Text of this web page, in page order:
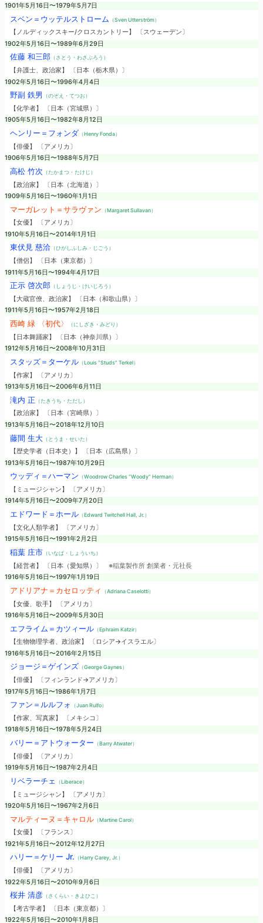
1901年5月16日〜1979年5月7日
スベン＝ウッテルストローム （Sven Utterström）
【ノルディックスキー/クロスカントリー】 〔スウェーデン〕
1902年5月16日〜1989年6月29日
佐藤 和三郎（さとう・わさぶろう）
【弁護士、政治家】 〔日本（栃木県）〕
1902年5月16日〜1996年4月4日
野副 鉄男 （のぞえ・てつお）
【化学者】 〔日本（宮城県）〕
1905年5月16日〜1982年8月12日
ヘンリー＝フォンダ （Henry Fonda）
【俳優】 〔アメリカ〕
1906年5月16日〜1988年5月7日
高松 竹次 （たかまつ・たけじ）
【政治家】 〔日本（北海道）〕
1909年5月16日〜1960年1月1日
マーガレット＝サラヴァン （Margaret Sullavan）
【女優】 〔アメリカ〕
1910年5月16日〜2014年1月1日
東伏見 慈洽（ひがしふしみ・じごう）
【僧侶】 〔日本（東京都）〕
1911年5月16日〜1994年4月17日
正示 啓次郎（しょうじ・けいじろう）
【大蔵官僚、政治家】 〔日本（和歌山県）〕
1911年5月16日〜1957年2月18日
西崎 緑 〈初代〉 （にしざき・みどり）
【日本舞踊家】 〔日本（神奈川県）〕
1912年5月16日〜2008年10月31日
スタッズ＝ターケル（Louis “Studs” Terkel）
【作家】 〔アメリカ〕
1913年5月16日〜2006年6月11日
滝内 正 （たきうち・ただし）
【政治家】 〔日本（宮崎県）〕
1913年5月16日〜2018年12月10日
藤間 生大（とうま・せいた）
【歴史学者（日本史）】 〔日本（広島県）〕
1913年5月16日〜1987年10月29日
ウッディ＝ハーマン （Woodrow Charles “Woody” Herman）
【ミュージシャン】 〔アメリカ〕
1914年5月16日〜2009年7月20日
エドワード＝ホール（Edward Twitchell Hall, Jr.）
【文化人類学者】 〔アメリカ〕
1915年5月16日〜1991年2月2日
稲葉 庄市 （いなば・しょういち）
【経営者】 〔日本（愛知県）〕 ※稲葉製作所 創業者・元社長
1916年5月16日〜1997年1月19日
アドリアナ＝カセロッティ （Adriana Caselotti）
【女優、歌手】 〔アメリカ〕
1916年5月16日〜2009年5月30日
エフライム＝カツィール（Ephraim Katzir）
【生物物理学者、政治家】 〔ロシア→イスラエル〕
1916年5月16日〜2016年2月15日
ジョージ＝ゲインズ （George Gaynes）
【俳優】 〔フィンランド→アメリカ〕
1917年5月16日〜1986年1月7日
ファン＝ルルフォ （Juan Rulfo）
【作家、写真家】 〔メキシコ〕
1918年5月16日〜1978年5月24日
バリー＝アトウォーター （Barry Atwater）
【俳優】 〔アメリカ〕
1919年5月16日〜1987年2月4日
リベラーチェ （Liberace）
【ミュージシャン】 〔アメリカ〕
1920年5月16日〜1967年2月6日
マルティーヌ＝キャロル（Martine Carol）
【女優】 〔フランス〕
1921年5月16日〜2012年12月27日
ハリー＝ケリー Jr. （Harry Carey, Jr.）
【俳優】 〔アメリカ〕
1922年5月16日〜2010年9月6日
桜井 清彦（さくらい・きよひこ）
【考古学者】 〔日本（東京都）〕
1922年5月16日〜2010年1月8日